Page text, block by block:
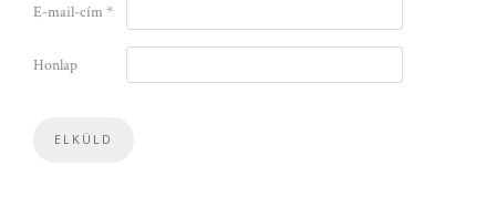
E-mail-cím*
Honlap